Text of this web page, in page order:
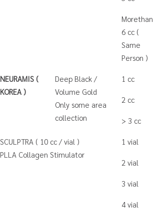
Morethan
6 cc (
Same
Person )
NEURAMIS (
KOREA )
Deep Black /
Volume Gold
Only some area
collection
1 cc
2 cc
> 3 cc
SCULPTRA ( 10 cc / vial )
PLLA Collagen Stimulator
1 vial
2 vial
3 vial
4 vial